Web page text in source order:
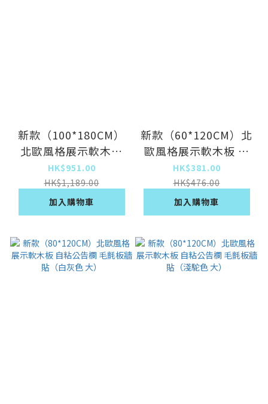
新款（100*180CM）
北歐風格展示軟木板
自粘公告欄 毛氈板牆
貼（白灰色 特大）
HK$951.00
HK$1,189.00
加入購物車
新款（60*120CM）北
歐風格展示軟木板 自
粘公告欄 毛氈板牆貼
（白灰色 中）
HK$381.00
HK$476.00
加入購物車